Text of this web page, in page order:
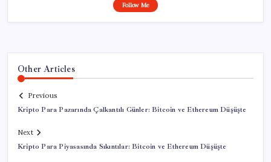
Follow Me
Other Articles
Previous
Kripto Para Pazarında Çalkantılı Günler: Bitcoin ve Ethereum Düşüşte
Next
Kripto Para Piyasasında Sıkıntılar: Bitcoin ve Ethereum Düşüşte